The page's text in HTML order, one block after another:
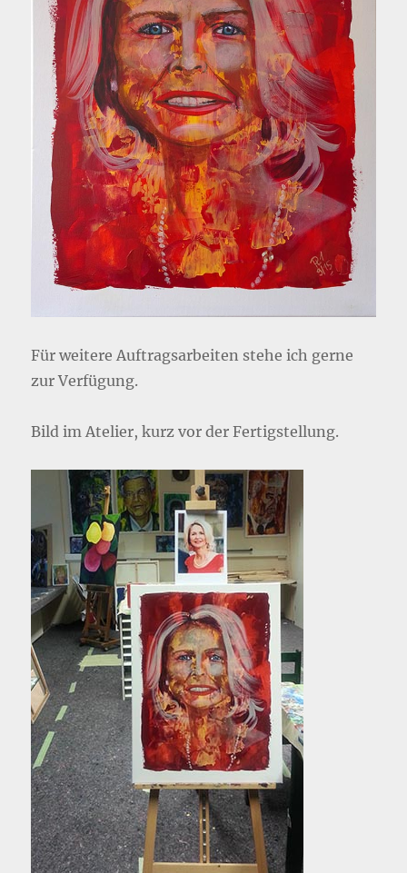
Für weitere Auftragsarbeiten stehe ich gerne
zur Verfügung.
Bild im Atelier, kurz vor der Fertigstellung.